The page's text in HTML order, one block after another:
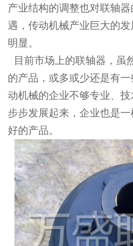
产业结构的调整也对联轴
遇，传动机械产业巨大的
明显。
目前市场上的联轴器，虽
的产品，或多或少还是有
动机械的企业不够专业、
步步发展起来，企业也是
好的产品。